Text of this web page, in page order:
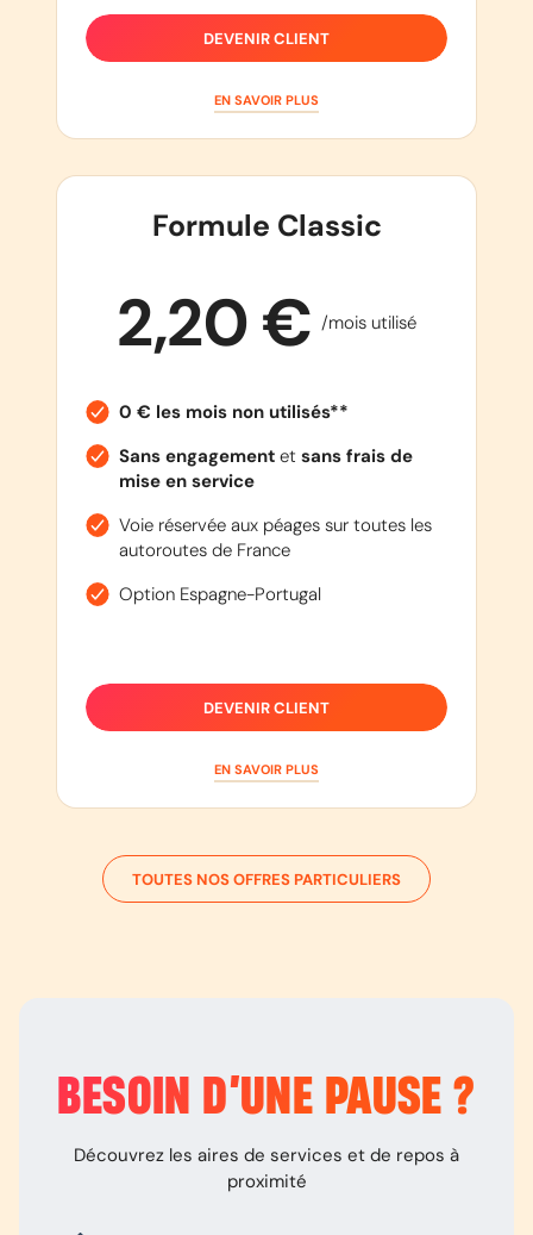
DEVENIR CLIENT
EN SAVOIR PLUS
Formule Classic
2,20 € /mois utilisé
0 € les mois non utilisés**
Sans engagementet sans frais de
mise en service
Voie réservée aux péages sur toutes les
autoroutes de France
Option Espagne-Portugal
DEVENIR CLIENT
EN SAVOIR PLUS
TOUTES NOS OFFRES PARTICULIERS
BESOIN D’UNE PAUSE ?
Découvrez les aires de services et de repos à
proximité